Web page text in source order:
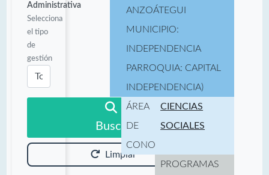
Administrativa
Selecciona
el tipo
de
gestión
Buscar
Limpiar
ANZOÁTEGUI
MUNICIPIO:
INDEPENDENCIA
PARROQUIA: CAPITAL
INDEPENDENCIA)
ÁREA
DE
CONOCIMIENTO:
CIENCIAS
SOCIALES
PROGRAMAS